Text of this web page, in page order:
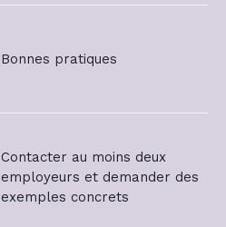
Bonnes pratiques
Contacter au moins deux
employeurs et demander des
exemples concrets